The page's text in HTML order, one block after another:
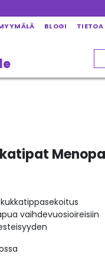
BLOGI
vaihdevuosioireisiin